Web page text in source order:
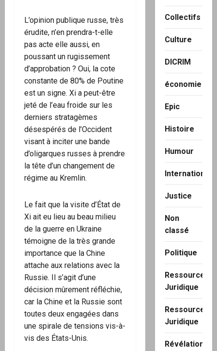
L’opinion publique russe, très
érudite, n’en prendra-t-elle
pas acte elle aussi, en
poussant un rugissement
d’approbation ? Oui, la cote
constante de 80% de Poutine
est un signe. Xi a peut-être
jeté de l’eau froide sur les
derniers stratagèmes
désespérés de l’Occident
visant à inciter une bande
d’oligarques russes à prendre
la tête d’un changement de
régime au Kremlin.
Le fait que la visite d’État de
Xi ait eu lieu au beau milieu
de la guerre en Ukraine
témoigne de la très grande
importance que la Chine
attache aux relations avec la
Russie. Il s’agit d’une
décision mûrement réfléchie,
car la Chine et la Russie sont
toutes deux engagées dans
une spirale de tensions vis-à-
vis des États-Unis.
Collectifs
Culture
DICRIM
économie
Epic
Histoire
Humour
International
Justice
Non
classé
Politique
Ressource
Juridique
Ressource
Juridique
Révélation